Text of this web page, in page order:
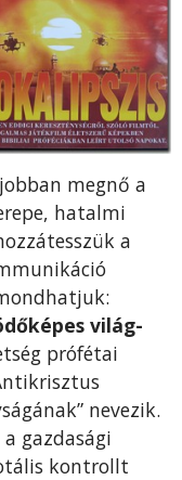
megnő a
hatalmi
a
világ-
prófétai
nevezik.
gazdasági
kontrollt